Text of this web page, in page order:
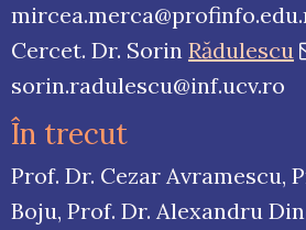
Cercet. Dr. Sorin Rădulescu
sorin.radulescu@inf.ucv.ro
În trecut
Prof. Dr. Cezar Avramescu,
Boju, Prof. Dr. Alexandru